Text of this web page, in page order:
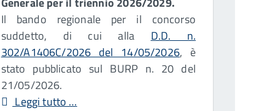
Il bando regionale per il concorso
suddetto, di cui allaD.D. n.
302/A1406C/2026 del 14/05/2026, è
stato pubblicato sul BURP n. 20 del
21/05/2026.
Leggi tutto …